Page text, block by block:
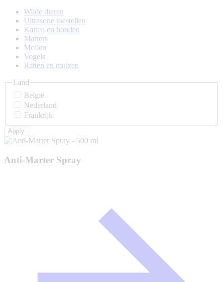
Wilde dieren
Ultrasone toestellen
Katten en honden
Marters
Mollen
Vogels
Ratten en muizen
Land
België
Nederland
Frankrijk
Anti-Marter Spray